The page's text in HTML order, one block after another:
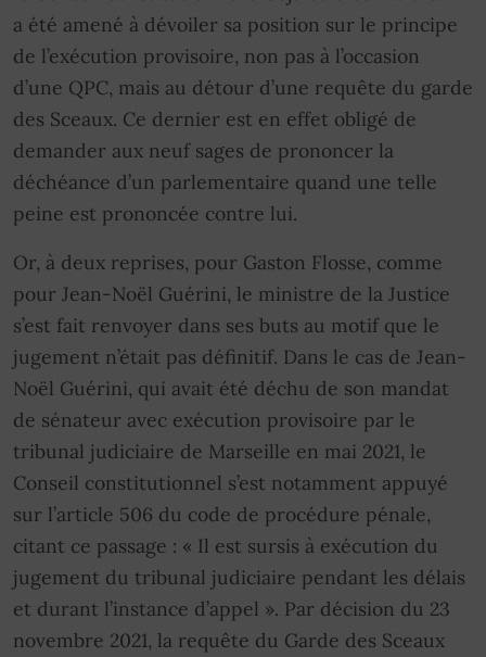
a été amené à dévoiler sa position sur le principe
de l’exécution provisoire, non pas à l’occasion
d’une QPC, mais au détour d’une requête du garde
des Sceaux. Ce dernier est en effet obligé de
demander aux neuf sages de prononcer la
déchéance d’un parlementaire quand une telle
peine est prononcée contre lui.
Or, à deux reprises, pour Gaston Flosse, comme
pour Jean-Noël Guérini, le ministre de la Justice
s’est fait renvoyer dans ses buts au motif que le
jugement n’était pas définitif. Dans le cas de Jean-
Noël Guérini, qui avait été déchu de son mandat
de sénateur avec exécution provisoire par le
tribunal judiciaire de Marseille en mai 2021, le
Conseil constitutionnel s’est notamment appuyé
sur l’article 506 du code de procédure pénale,
citant ce passage : « Il est sursis à exécution du
jugement du tribunal judiciaire pendant les délais
et durant l’instance d’appel ». Par décision du 23
novembre 2021, la requête du Garde des Sceaux